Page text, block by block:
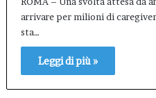
arrivare per milioni di
sta…
Leggi di più »